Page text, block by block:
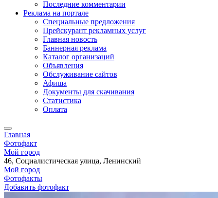
Последние комментарии
Реклама на портале
Специальные предложения
Прейскурант рекламных услуг
Главная новость
Баннерная реклама
Каталог организаций
Объявления
Обслуживание сайтов
Афиша
Документы для скачивания
Статистика
Оплата
Главная
Фотофакт
Мой город
46, Социалистическая улица, Ленинский
Мой город
Фотофакты
Добавить фотофакт